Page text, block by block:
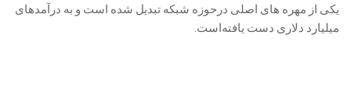
یکی از مهره های اصلی درحوزه شبکه تبدیل شده ‌است و به درآمدهای
میلیارد دلاری دست یافته‌است.